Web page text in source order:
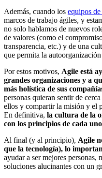
Además, cuando los equipos
marcos de trabajo ágiles, y
no solo hablamos de nuevos
de valores (como el
transparencia, etc.) y de una
que permita la
Por estos motivos, Agile está
grandes organizaciones y a
más holística de sus
personas quieran sentir de
ellos y compartir la misión y el
En definitiva, la cultura de la
con los principios de cada
Al final (y al principio), Agile
que la tecnología), lo
ayudar a ser mejores personas,
soluciones alucinantes con un